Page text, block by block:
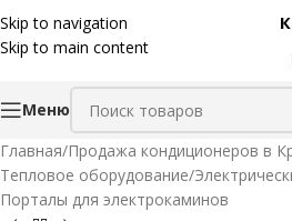
Skip to navigation
Skip to main content
Меню
Главная/Продажа кондиционеров в
Тепловое оборудование/
Порталы для электрокаминов